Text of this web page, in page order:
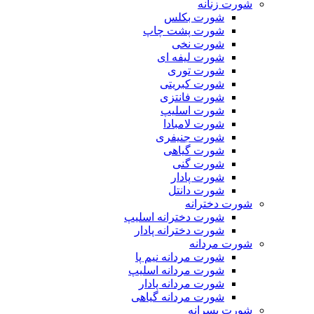
شورت زنانه
شورت بکلس
شورت پشت چاپ
شورت نخی
شورت لیفه ای
شورت توری
شورت کبریتی
شورت فانتزی
شورت اسلیپ
شورت لامبادا
شورت جنیفری
شورت گیاهی
شورت گنی
شورت پادار
شورت دانتل
شورت دخترانه
شورت دخترانه اسلیپ
شورت دخترانه پادار
شورت مردانه
شورت مردانه نیم پا
شورت مردانه اسلیپ
شورت مردانه پادار
شورت مردانه گیاهی
شورت پسرانه